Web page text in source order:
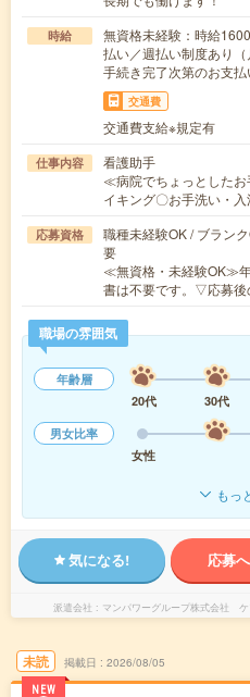
時給
無資格未経験：時給
払い／週払い制度あり
手続き完了次第のお支払
交通費
交通費支給※規定有
仕事内容
看護助手
≪病院でちょっとした
イキング〇お手洗い・
応募資格
職種未経験OK / ブラン
要
≪無資格・未経験OK≫
書は不要です。▽応募
職場の雰囲気
年齢層
20代
30代
男女比率
女性
もっ
気になる! 応募
派遣会社 マンパワーグループ株式会社
未読
NEW
掲載日 2026/08/05